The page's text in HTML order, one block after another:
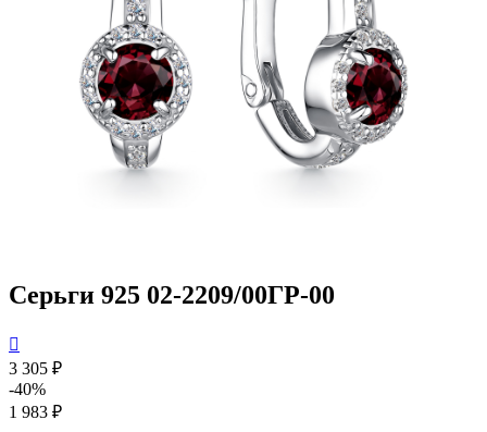
Серьги 925 02-2209/00ГР-00

3 305 ₽
-40%
1 983 ₽